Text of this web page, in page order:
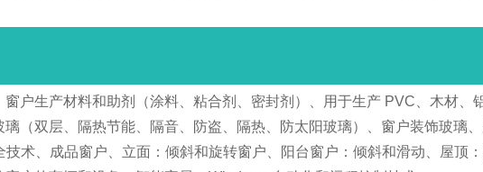
户生产材料和助剂（涂料、粘合剂、密封剂）、用于生产 PVC、木材、
（双层、隔热节能、隔音、防盗、隔热、防太阳玻璃）、窗户装饰玻璃
术、成品窗户、立面：倾斜和旋转窗户、阳台窗户：倾斜和滑动、屋顶